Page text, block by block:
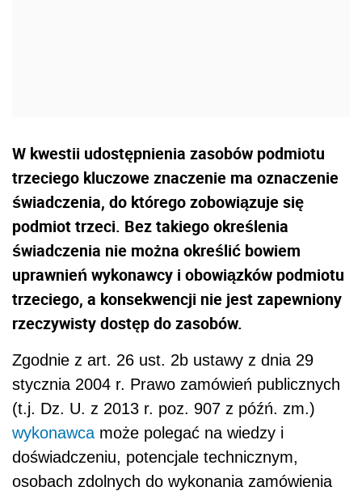
W kwestii udostępnienia zasobów podmiotu
trzeciego kluczowe znaczenie ma oznaczenie
świadczenia, do którego zobowiązuje się
podmiot trzeci. Bez takiego określenia
świadczenia nie można określić bowiem
uprawnień wykonawcy i obowiązków podmiotu
trzeciego, a konsekwencji nie jest zapewniony
rzeczywisty dostęp do zasobów.
Zgodnie z art. 26 ust. 2b ustawy z dnia 29
stycznia 2004 r. Prawo zamówień publicznych
(t.j. Dz. U. z 2013 r. poz. 907 z późń. zm.)
wykonawca może polegać na wiedzy i
doświadczeniu, potencjale technicznym,
osobach zdolnych do wykonania zamówienia